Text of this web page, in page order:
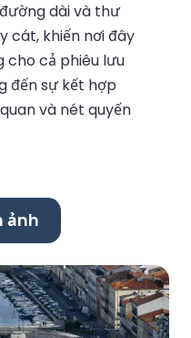
dài và thư
cát, khiến nơi đây
cho cả phiêu lưu
đến sự kết hợp
và nét quyến
ảnh